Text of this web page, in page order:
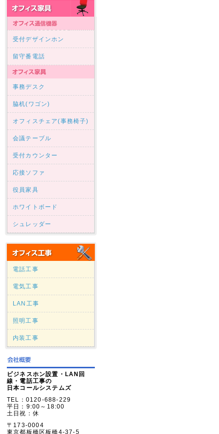
受付デザインホン
留守番電話
事務デスク
脇机(ワゴン)
オフィスチェア(事務椅子)
会議テーブル
受付カウンター
応接ソファ
役員家具
ホワイトボード
シュレッダー
電話工事
電気工事
LAN工事
照明工事
内装工事
ビジネスホン設置・LAN回
線・電話工事の
日本コールシステムズ
TEL：0120-688-229
平日：9:00～18:00
土日祝：休
〒173-0004
東京都板橋区板橋4-37-5